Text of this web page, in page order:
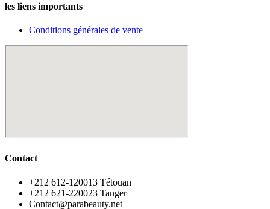
les liens importants
Conditions générales de vente
Contact
‪+212 612-120013 Tétouan
‪+212 621-220023 Tanger
Contact@parabeauty.net